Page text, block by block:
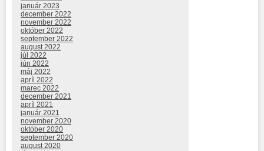
január 2023
december 2022
november 2022
október 2022
september 2022
august 2022
júl 2022
jún 2022
máj 2022
apríl 2022
marec 2022
december 2021
apríl 2021
január 2021
november 2020
október 2020
september 2020
august 2020